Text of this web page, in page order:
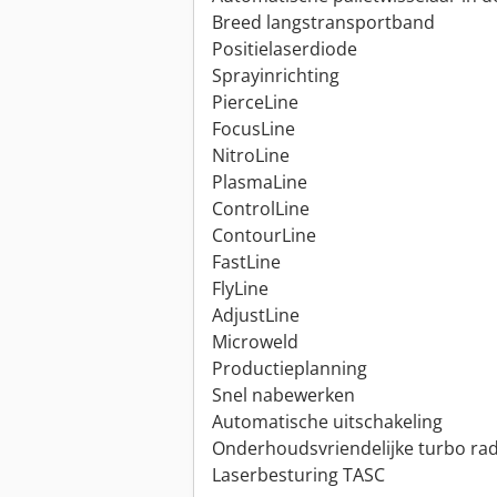
Breed langstransportband
Positielaserdiode
Sprayinrichting
PierceLine
FocusLine
NitroLine
PlasmaLine
ControlLine
ContourLine
FastLine
FlyLine
AdjustLine
Microweld
Productieplanning
Snel nabewerken
Automatische uitschakeling
Onderhoudsvriendelijke turbo
Laserbesturing TASC